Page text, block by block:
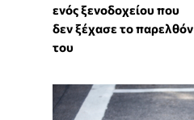
ενός ξενοδοχείου που
δεν ξέχασε το παρελθόν
του